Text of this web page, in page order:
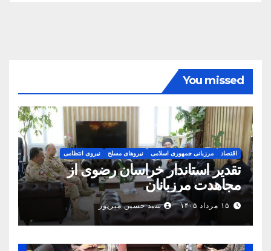
You missed
اقتصاد مرزبانی جمهوری اسلامی نیروهای مسلح نیروی انتظامی
تقدیر استاندار خراسان رضوی از
مجاهدت مرزبانان
۱۵ مرداد ۱۴۰۵ سید حسین میرپور